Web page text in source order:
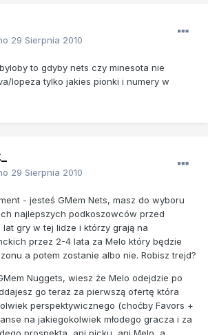
29 Sierpnia 2010
to gdyby nets czy minesota nie
lopeza tylko jakies pionki i numery w
29 Sierpnia 2010
- jesteś GMem Nets, masz do wyboru
najlepszych podkoszowców przed
lat gry w tej lidze i którzy grają na
przez 2-4 lata za Melo który będzie
a potem zostanie albo nie. Robisz trejd?
Nuggets, wiesz że Melo odejdzie po
go teraz za pierwszą ofertę która
perspektywicznego (choćby Favors +
na jakiegokolwiek młodego gracza i za
prospekta, ani picku, ani Melo, a